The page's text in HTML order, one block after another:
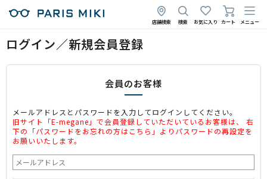
店舗検索 検索 お気に入り カート メニュー
ログイン／新規会員登録
会員のお客様
メールアドレスとパスワードを入力してログインしてください。
旧サイト「E-megane」で会員登録していただいているお客様は、 右
下の「パスワードをお忘れの方はこちら」よりパスワードの再設定を
お願いいたします。